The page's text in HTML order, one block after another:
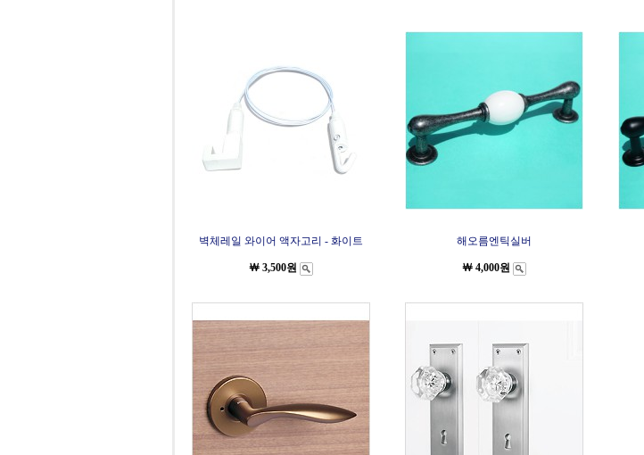
벽체레일 와이어 액자고리 - 화이트
￦ 3,500원
해오름엔틱실버
￦ 4,000원